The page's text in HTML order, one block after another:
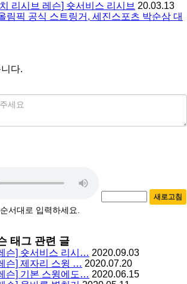
리시브 레슨] 숏서비스 리시브 20.03.13
림픽 공식 스트링거, 세진스포츠 박순삼 대
다.
새로고침
서대로 입력하세요.
태그 관련 글
슨] 숏서비스 리시… 2020.09.03
슨] 제자리 스윙 … 2020.07.20
슨] 기본 스윙에도… 2020.06.15